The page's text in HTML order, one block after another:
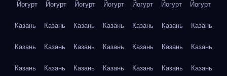
Йогурт Йогурт Йогурт Йогурт Йогурт Йогурт Йогурт
Казань Казань Казань Казань Казань Казань Казань
Казань Казань Казань Казань Казань Казань Казань
Казань Казань Казань Казань Казань Казань Казань